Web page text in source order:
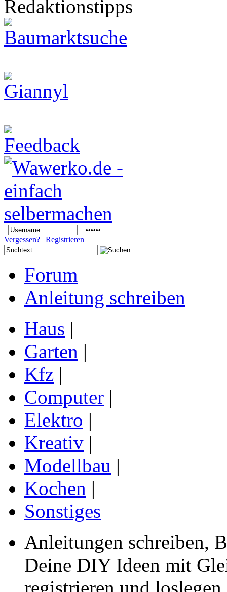
Redaktionstipps
Vergessen? | Registrieren
Forum
Anleitung schreiben
Haus |
Garten |
Kfz |
Computer |
Elektro |
Kreativ |
Modellbau |
Kochen |
Sonstiges
Anleitungen schreiben,
Deine DIY Ideen mit